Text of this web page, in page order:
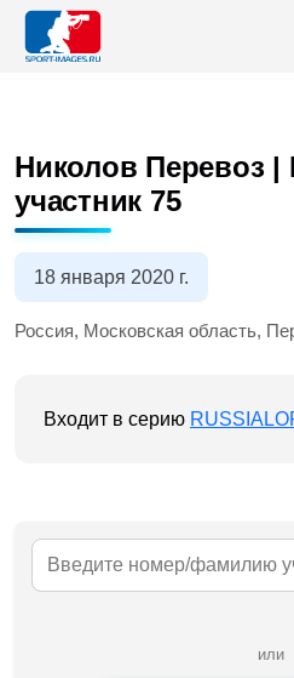
Николов Перевоз |
участник 75
18 января 2020 г.
Россия, Московская область,
Входит в серию
или